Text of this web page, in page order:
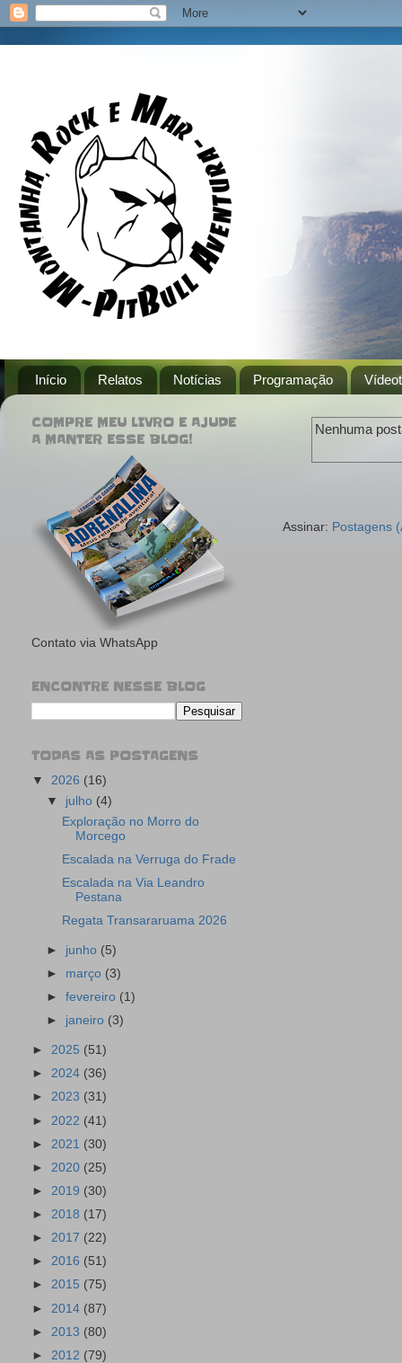
Início Relatos Notícias Programação
Nenhuma
Assinar: Postagens
COMPRE MEU LIVRO E AJUDE
A MANTER ESSE BLOG!
Contato via WhatsApp
ENCONTRE NESSE BLOG
TODAS AS POSTAGENS
▼ 2026 (16)
▼ julho (4)
Exploração no Morro do
Morcego
Escalada na Verruga do Frade
Escalada na Via Leandro
Pestana
Regata Transararuama 2026
► junho (5)
► março (3)
►fevereiro (1)
► janeiro (3)
► 2025 (51)
► 2024 (36)
► 2023 (31)
► 2022 (41)
► 2021 (30)
► 2020 (25)
► 2019 (30)
► 2018 (17)
► 2017 (22)
► 2016 (51)
► 2015 (75)
► 2014 (87)
► 2013 (80)
► 2012 (79)